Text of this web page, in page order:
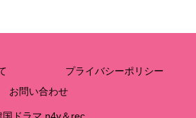
プライバシーポリシー
お問い合わせ